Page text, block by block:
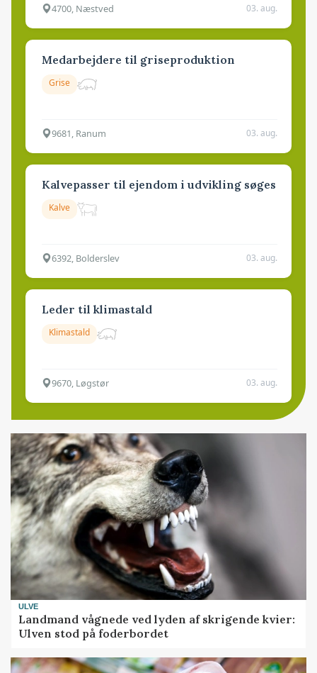
4700, Næstved 03. aug.
Medarbejdere til griseproduktion
Grise
9681, Ranum 03. aug.
Kalvepasser til ejendom i udvikling søges
Kalve
6392, Bolderslev 03. aug.
Leder til klimastald
Klimastald
9670, Løgstør 03. aug.
ULVE
Landmand vågnede ved lyden af skrigende kvier:
Ulven stod på foderbordet